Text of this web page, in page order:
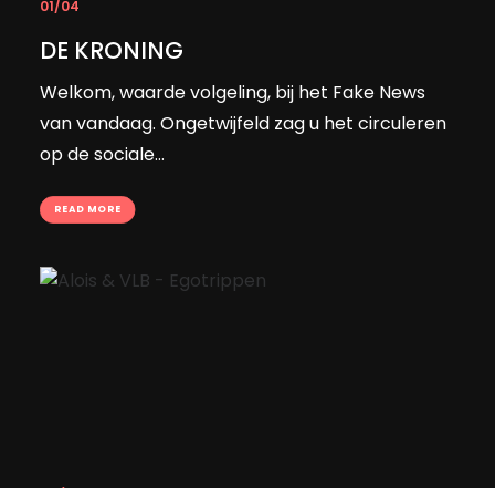
01/04
DE KRONING
Welkom, waarde volgeling, bij het Fake News
van vandaag. Ongetwijfeld zag u het circuleren
op de sociale…
READ MORE